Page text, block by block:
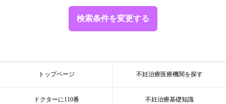
検索条件を変更する
トップページ 不妊治療医療機関を探す
ドクターに110番 不妊治療基礎知識